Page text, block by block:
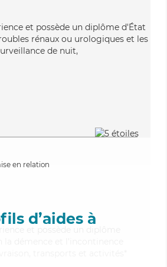
et possède un diplôme d'État
rénaux ou urologiques et les
de nuit,
en relation
d’aides à
et possède un diplôme
la démence et l'incontinence